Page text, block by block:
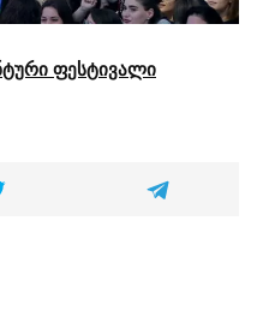
ფესტივალი